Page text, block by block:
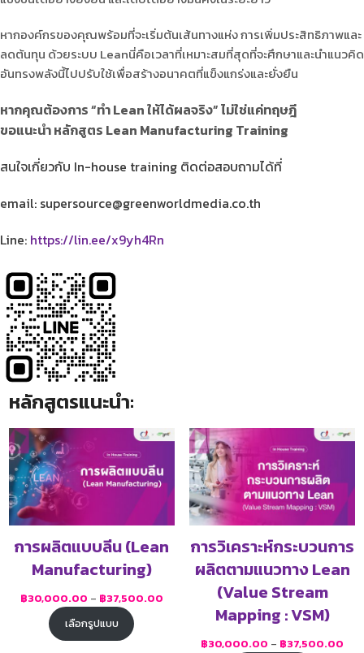
หากองค์กรของคุณพร้อมที่จะเริ่มต้นเส้นทางแห่ง การเพิ่มประสิทธิภาพและ
ลดต้นทุน ด้วยระบบ Leanนี่คือเวลาที่เหมาะสมที่สุดที่จะศึกษาและนำแนวคิด
อันทรงพลังนี้ไปปรับใช้เพื่อสร้างอนาคตที่แข็งแกร่งและยั่งยืน
หากคุณต้องการ “ทำ Lean ให้ได้ผลจริง” ไม่ใช่แค่ทฤษฎี
ขอแนะนำ หลักสูตร Lean Manufacturing Training
สนใจเกี่ยวกับ In-house training ติดต่อสอบถามได้ที่
email: supersource@greenworldmedia.co.th
Line: https://lin.ee/x9yh4Rn
หลักสูตรแนะนำ:
การผลิตแบบลีน (Lean
Manufacturing)
฿30,000.00 – ฿37,500.00
เลือกรูปแบบ
การวิเคราะห์กระบวนการ
ผลิตตามแนวทาง Lean
(Value Stream
Mapping : VSM)
฿30,000.00 – ฿37,500.00